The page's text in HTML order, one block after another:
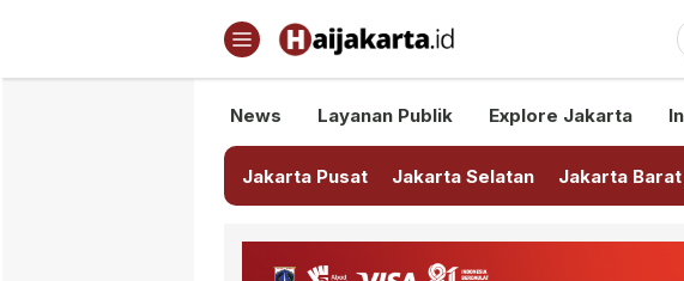
Haijakarta.id
Semua Tentang Jakarta Ada Disini!
News Layanan Publik Explore Jakarta
Jakarta Pusat Jakarta Selatan Jakarta Barat